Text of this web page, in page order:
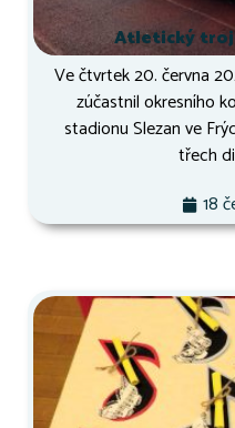
Atletický
Ve čtvrtek 20. června
zúčastnil okresního
stadionu Slezan ve
třech
18